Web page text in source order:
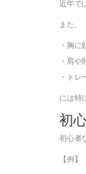
近年で
また、
・胸
・肩や
・ト
には特
初
初心者
【例】